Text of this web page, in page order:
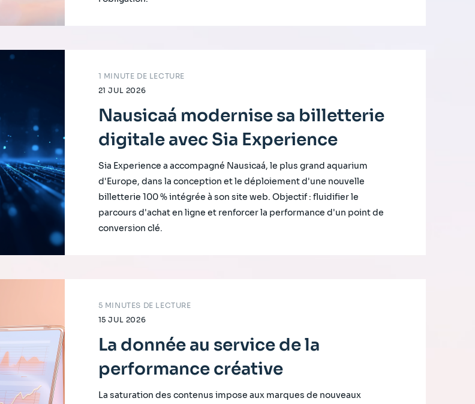
21 JUL 2026
1 MINUTE DE LECTURE
Nausicaá modernise sa billetterie
digitale avec Sia Experience
Sia Experience a accompagné Nausicaá, le plus grand aquarium
d'Europe, dans la conception et le déploiement d'une nouvelle
billetterie 100 % intégrée à son site web. Objectif : fluidifier le
parcours d'achat en ligne et renforcer la performance d'un point de
conversion clé.
15 JUL 2026
5 MINUTES DE LECTURE
La donnée au service de la
performance créative
La saturation des contenus impose aux marques de nouveaux